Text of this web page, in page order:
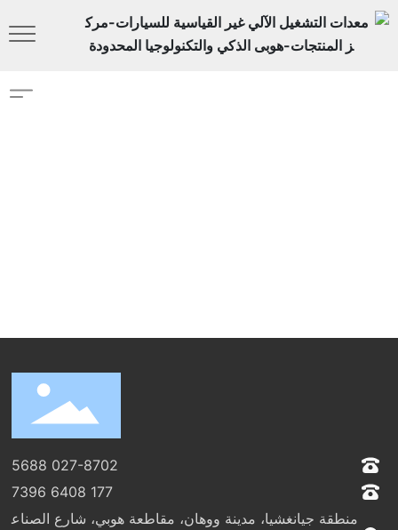
027-8702 5688
177 6408 7396
منطقة جيانغشيا، مدينة ووهان، مقاطعة هوبي، شارع الصناع